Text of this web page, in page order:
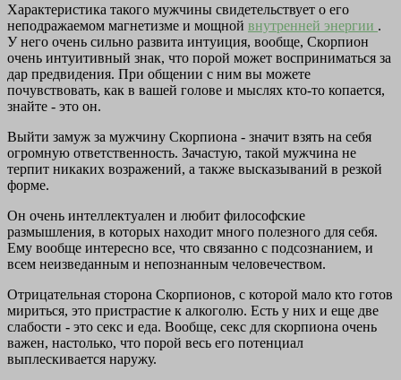
Характеристика такого мужчины свидетельствует о его
неподражаемом магнетизме и мощной внутренней энергии .
У него очень сильно развита интуиция, вообще, Скорпион
очень интуитивный знак, что порой может восприниматься за
дар предвидения. При общении с ним вы можете
почувствовать, как в вашей голове и мыслях кто-то копается,
знайте - это он.
Выйти замуж за мужчину Скорпиона - значит взять на себя
огромную ответственность. Зачастую, такой мужчина не
терпит никаких возражений, а также высказываний в резкой
форме.
Он очень интеллектуален и любит философские
размышления, в которых находит много полезного для себя.
Ему вообще интересно все, что связанно с подсознанием, и
всем неизведанным и непознанным человечеством.
Отрицательная сторона Скорпионов, с которой мало кто готов
мириться, это пристрастие к алкоголю. Есть у них и еще две
слабости - это секс и еда. Вообще, секс для скорпиона очень
важен, настолько, что порой весь его потенциал
выплескивается наружу.